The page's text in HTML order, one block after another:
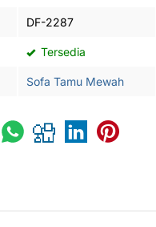
DF-2287
Tersedia
Sofa Tamu Mewah